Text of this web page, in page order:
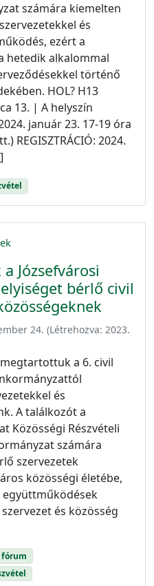
számára kiemelten
és
ezért a
hetedik alkalommal
történő
HOL? H13
13. | A helyszín
január 23. 17-19 óra
REGISZTRÁCIÓ: 2024.
Józsefvárosi
bérlő civil
24. (Létrehozva: 2023.
a 6. civil
és
A találkozót a
Közösségi Részvételi
számára
szervezetek
közösségi életébe,
együttműködések
és közösség